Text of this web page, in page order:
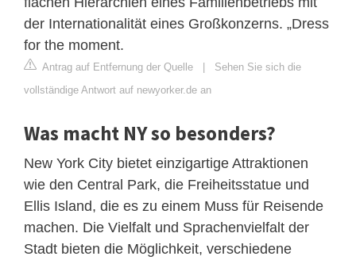
der Internationalität eines Großkonzerns. „Dress
for the moment.
Antrag auf Entfernung der Quelle | Sehen Sie sich die
vollständige Antwort auf newyorker.de an
Was macht NY so besonders?
New York City bietet einzigartige Attraktionen
wie den Central Park, die Freiheitsstatue und
Ellis Island, die es zu einem Muss für Reisende
machen. Die Vielfalt und Sprachenvielfalt der
Stadt bieten die Möglichkeit, verschiedene